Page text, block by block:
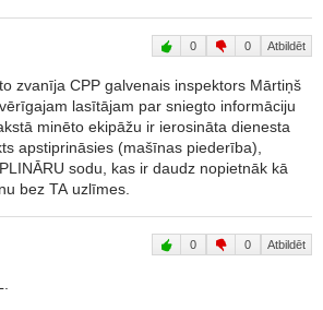
0 0 Atbildēt
zvanīja CPP galvenais inspektors Mārtiņš
lasītājam par sniegto informāciju
minēto ekipāžu ir ierosināta dienesta
apstiprināsies (mašīnas piederība),
sodu, kas ir daudz nopietnāk kā
bez TA uzlīmes.
0 0 Atbildēt